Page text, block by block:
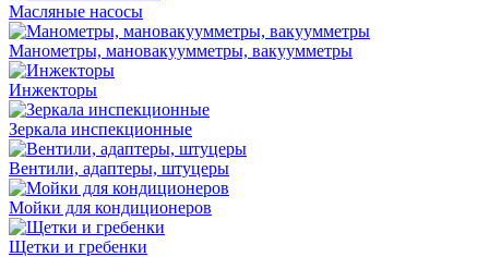
Масляные насосы
Манометры, мановакуумметры, вакуумметры
Инжекторы
Зеркала инспекционные
Вентили, адаптеры, штуцеры
Мойки для кондиционеров
Щетки и гребенки